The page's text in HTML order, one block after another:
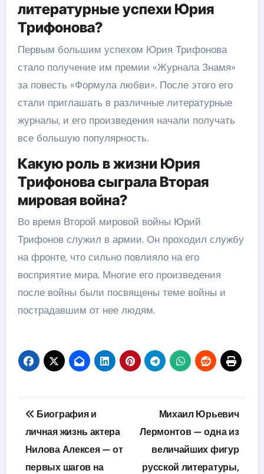
литературные успехи Юрия
Трифонова?
Первым большим успехом Юрия Трифонова
стало получение им премии «Журнала Знамя»
за повесть «Формула любви». После этого его
стали приглашать в различные литературные
журналы, и его произведения начали получать
все большую популярность.
Какую роль в жизни Юрия
Трифонова сыграла Вторая
мировая война?
Во время Второй мировой войны Юрий
Трифонов служил в армии. Он проходил службу
на фронте, что сильно повлияло на его
восприятие мира. Многие его произведения
после войны были посвящены теме войны и
пострадавшим от нее людям.
Навигация
по
записям
Биография и
личная жизнь актера
Нилова Алексея — от
первых шагов на
Михаил Юрьевич
Лермонтов — одна из
величайших фигур
русской литературы,